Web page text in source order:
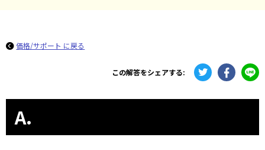
価格/サポート に戻る
この解答をシェアする:
A.